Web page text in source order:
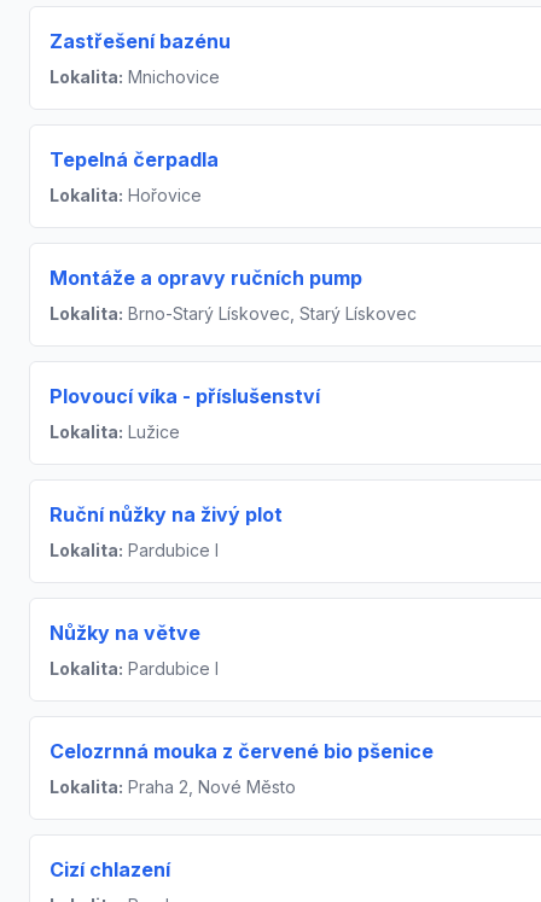
Zastřešení bazénu
Lokalita: Mnichovice
Tepelná čerpadla
Lokalita: Hořovice
Montáže a opravy ručních pump
Lokalita: Brno-Starý Lískovec, Starý Lískovec
Plovoucí víka - příslušenství
Lokalita: Lužice
Ruční nůžky na živý plot
Lokalita: Pardubice I
Nůžky na větve
Lokalita: Pardubice I
Celozrnná mouka z červené bio pšenice
Lokalita: Praha 2, Nové Město
Cizí chlazení